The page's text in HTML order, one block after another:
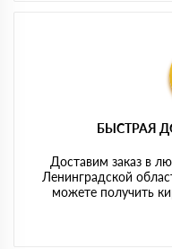
БЫСТРАЯ
Доставим заказ в
Ленинградской
можете получить